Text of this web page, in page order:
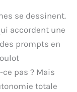
se dessinent.
accordent une
prompts en
pas ? Mais
totale